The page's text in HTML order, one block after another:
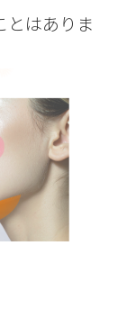
とはありま